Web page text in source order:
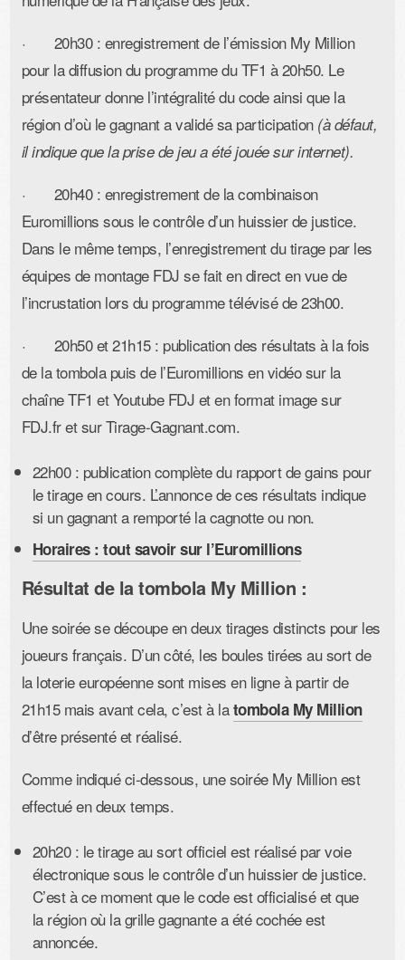
· 20h30 : enregistrement de l’émission My Million
pour la diffusion du programme du TF1 à 20h50. Le
présentateur donne l’intégralité du code ainsi que la
région d’où le gagnant a validé sa participation (à défaut,
il indique que la prise de jeu a été jouée sur internet).
· 20h40 : enregistrement de la combinaison
Euromillions sous le contrôle d’un huissier de justice.
Dans le même temps, l’enregistrement du tirage par les
équipes de montage FDJ se fait en direct en vue de
l’incrustation lors du programme télévisé de 23h00.
· 20h50 et 21h15 : publication des résultats à la fois
de la tombola puis de l’Euromillions en vidéo sur la
chaîne TF1 et Youtube FDJ et en format image sur
FDJ.fr et sur Tirage-Gagnant.com.
22h00 : publication complète du rapport de gains pour
le tirage en cours. L’annonce de ces résultats indique
si un gagnant a remporté la cagnotte ou non.
Horaires : tout savoir sur l’Euromillions
Résultat de la tombola My Million :
Une soirée se découpe en deux tirages distincts pour les
joueurs français. D’un côté, les boules tirées au sort de
la loterie européenne sont mises en ligne à partir de
21h15 mais avant cela, c’est à latombola My Million
d’être présenté et réalisé.
Comme indiqué ci-dessous, une soirée My Million est
effectué en deux temps.
20h20 : le tirage au sort officiel est réalisé par voie
électronique sous le contrôle d’un huissier de justice.
C’est à ce moment que le code est officialisé et que
la région où la grille gagnante a été cochée est
annoncée.